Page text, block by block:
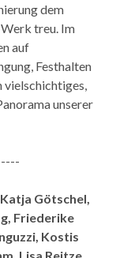
dem
treu. Im
auf
Festhalten
unserer
Götschel,
Friederike
Kostis